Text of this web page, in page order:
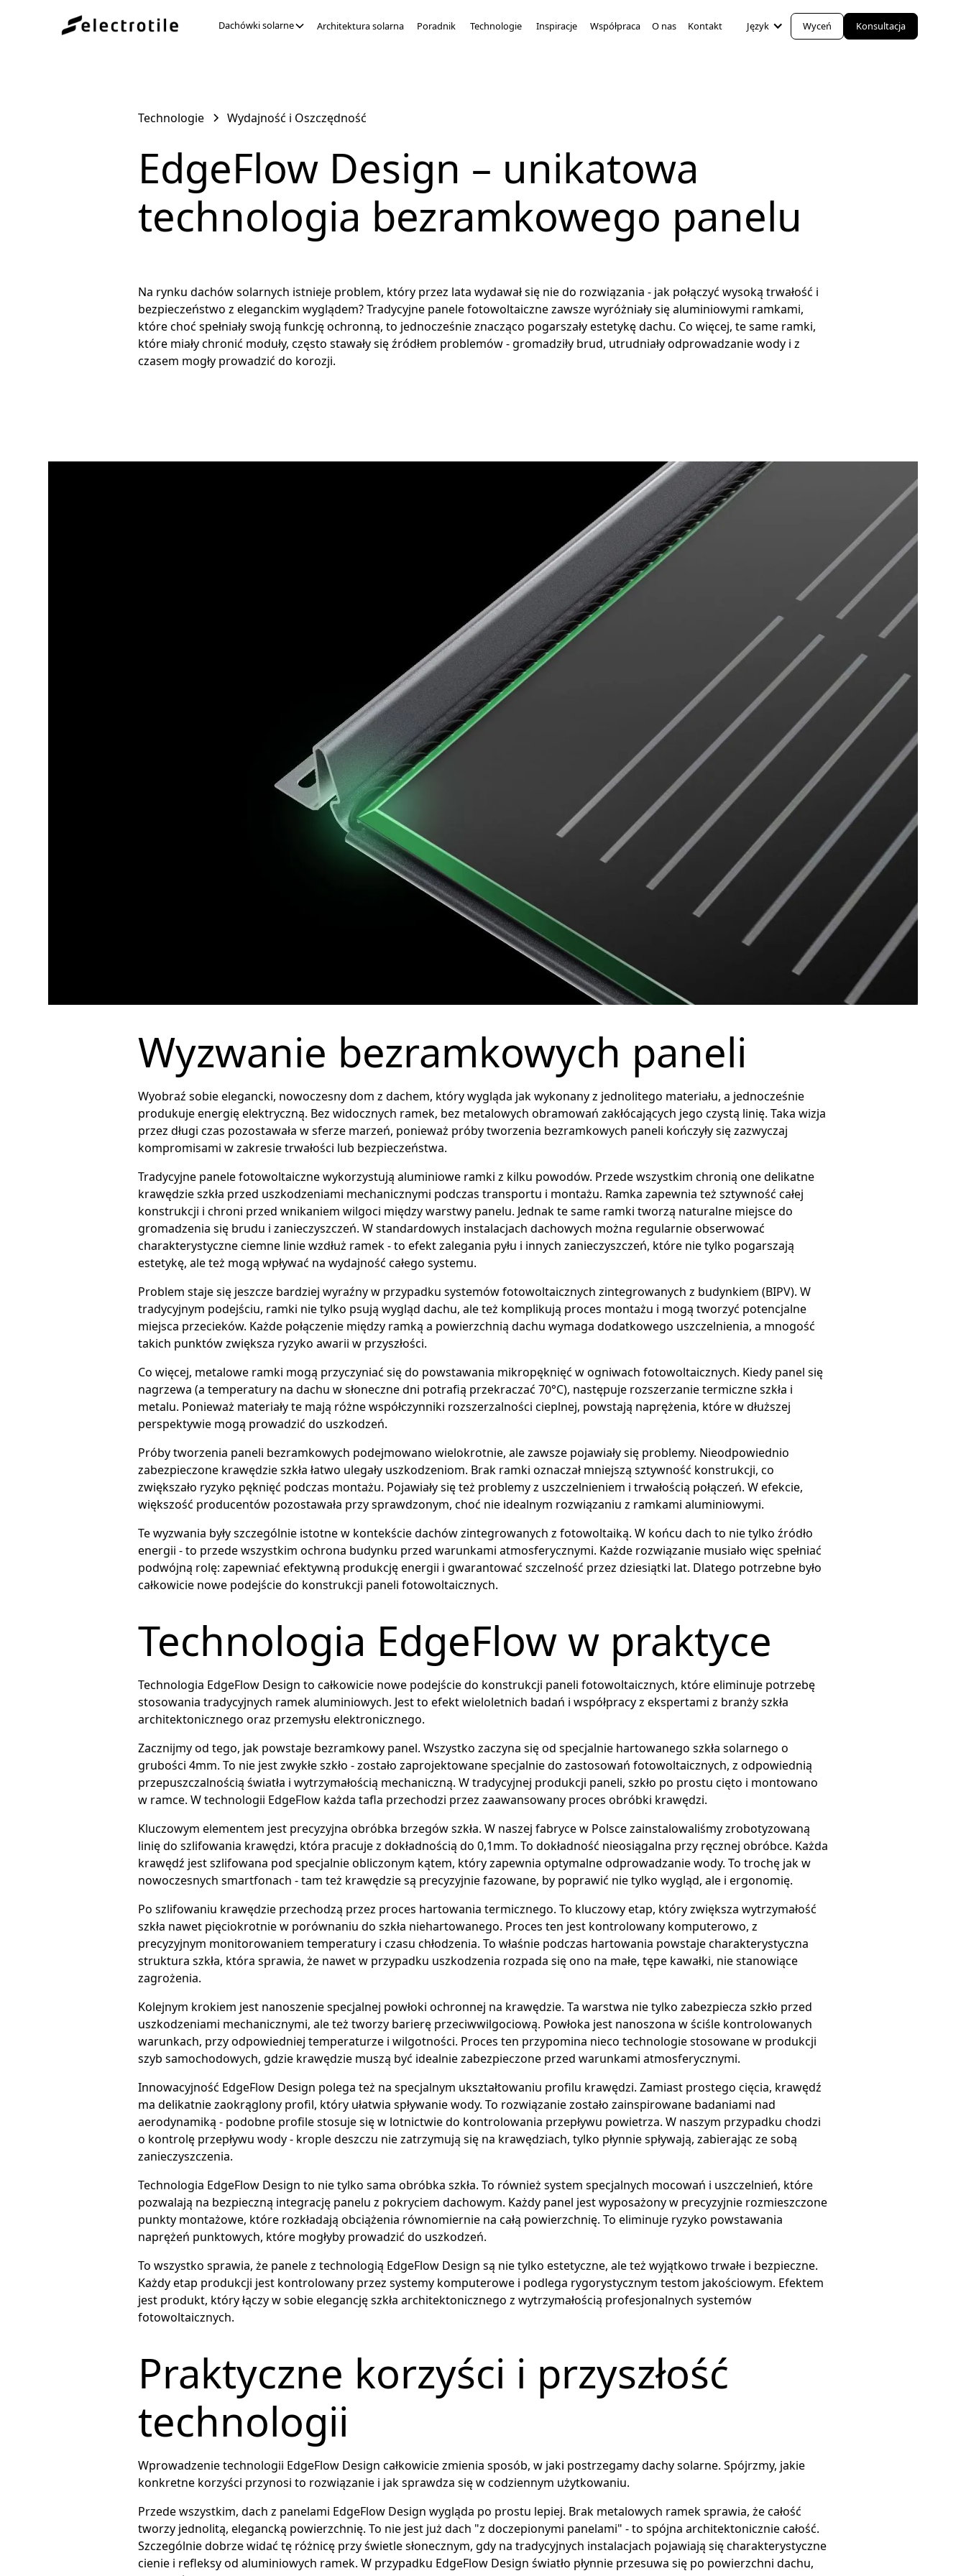
Dachówki solarne Architektura solarna Poradnik Technologie Inspiracje Współpraca O nas Kontakt Język Wyceń Konsultacja
Technologie Wydajność i Oszczędność
EdgeFlow Design – unikatowa
technologia bezramkowego panelu
Na rynku dachów solarnych istnieje problem, który przez lata wydawał się nie do rozwiązania - jak połączyć wysoką trwałość i
bezpieczeństwo z eleganckim wyglądem? Tradycyjne panele fotowoltaiczne zawsze wyróżniały się aluminiowymi ramkami,
które choć spełniały swoją funkcję ochronną, to jednocześnie znacząco pogarszały estetykę dachu. Co więcej, te same ramki,
które miały chronić moduły, często stawały się źródłem problemów - gromadziły brud, utrudniały odprowadzanie wody i z
czasem mogły prowadzić do korozji.
Wyzwanie bezramkowych paneli
Wyobraź sobie elegancki, nowoczesny dom z dachem, który wygląda jak wykonany z jednolitego materiału, a jednocześnie
produkuje energię elektryczną. Bez widocznych ramek, bez metalowych obramowań zakłócających jego czystą linię. Taka wizja
przez długi czas pozostawała w sferze marzeń, ponieważ próby tworzenia bezramkowych paneli kończyły się zazwyczaj
kompromisami w zakresie trwałości lub bezpieczeństwa.
Tradycyjne panele fotowoltaiczne wykorzystują aluminiowe ramki z kilku powodów. Przede wszystkim chronią one delikatne
krawędzie szkła przed uszkodzeniami mechanicznymi podczas transportu i montażu. Ramka zapewnia też sztywność całej
konstrukcji i chroni przed wnikaniem wilgoci między warstwy panelu. Jednak te same ramki tworzą naturalne miejsce do
gromadzenia się brudu i zanieczyszczeń. W standardowych instalacjach dachowych można regularnie obserwować
charakterystyczne ciemne linie wzdłuż ramek - to efekt zalegania pyłu i innych zanieczyszczeń, które nie tylko pogarszają
estetykę, ale też mogą wpływać na wydajność całego systemu.
Problem staje się jeszcze bardziej wyraźny w przypadku systemów fotowoltaicznych zintegrowanych z budynkiem (BIPV). W
tradycyjnym podejściu, ramki nie tylko psują wygląd dachu, ale też komplikują proces montażu i mogą tworzyć potencjalne
miejsca przecieków. Każde połączenie między ramką a powierzchnią dachu wymaga dodatkowego uszczelnienia, a mnogość
takich punktów zwiększa ryzyko awarii w przyszłości.
Co więcej, metalowe ramki mogą przyczyniać się do powstawania mikropęknięć w ogniwach fotowoltaicznych. Kiedy panel się
nagrzewa (a temperatury na dachu w słoneczne dni potrafią przekraczać 70°C), następuje rozszerzanie termiczne szkła i
metalu. Ponieważ materiały te mają różne współczynniki rozszerzalności cieplnej, powstają naprężenia, które w dłuższej
perspektywie mogą prowadzić do uszkodzeń.
Próby tworzenia paneli bezramkowych podejmowano wielokrotnie, ale zawsze pojawiały się problemy. Nieodpowiednio
zabezpieczone krawędzie szkła łatwo ulegały uszkodzeniom. Brak ramki oznaczał mniejszą sztywność konstrukcji, co
zwiększało ryzyko pęknięć podczas montażu. Pojawiały się też problemy z uszczelnieniem i trwałością połączeń. W efekcie,
większość producentów pozostawała przy sprawdzonym, choć nie idealnym rozwiązaniu z ramkami aluminiowymi.
Te wyzwania były szczególnie istotne w kontekście dachów zintegrowanych z fotowoltaiką. W końcu dach to nie tylko źródło
energii - to przede wszystkim ochrona budynku przed warunkami atmosferycznymi. Każde rozwiązanie musiało więc spełniać
podwójną rolę: zapewniać efektywną produkcję energii i gwarantować szczelność przez dziesiątki lat. Dlatego potrzebne było
całkowicie nowe podejście do konstrukcji paneli fotowoltaicznych.
Technologia EdgeFlow w praktyce
Technologia EdgeFlow Design to całkowicie nowe podejście do konstrukcji paneli fotowoltaicznych, które eliminuje potrzebę
stosowania tradycyjnych ramek aluminiowych. Jest to efekt wieloletnich badań i współpracy z ekspertami z branży szkła
architektonicznego oraz przemysłu elektronicznego.
Zacznijmy od tego, jak powstaje bezramkowy panel. Wszystko zaczyna się od specjalnie hartowanego szkła solarnego o
grubości 4mm. To nie jest zwykłe szkło - zostało zaprojektowane specjalnie do zastosowań fotowoltaicznych, z odpowiednią
przepuszczalnością światła i wytrzymałością mechaniczną. W tradycyjnej produkcji paneli, szkło po prostu cięto i montowano
w ramce. W technologii EdgeFlow każda tafla przechodzi przez zaawansowany proces obróbki krawędzi.
Kluczowym elementem jest precyzyjna obróbka brzegów szkła. W naszej fabryce w Polsce zainstalowaliśmy zrobotyzowaną
linię do szlifowania krawędzi, która pracuje z dokładnością do 0,1mm. To dokładność nieosiągalna przy ręcznej obróbce. Każda
krawędź jest szlifowana pod specjalnie obliczonym kątem, który zapewnia optymalne odprowadzanie wody. To trochę jak w
nowoczesnych smartfonach - tam też krawędzie są precyzyjnie fazowane, by poprawić nie tylko wygląd, ale i ergonomię.
Po szlifowaniu krawędzie przechodzą przez proces hartowania termicznego. To kluczowy etap, który zwiększa wytrzymałość
szkła nawet pięciokrotnie w porównaniu do szkła niehartowanego. Proces ten jest kontrolowany komputerowo, z
precyzyjnym monitorowaniem temperatury i czasu chłodzenia. To właśnie podczas hartowania powstaje charakterystyczna
struktura szkła, która sprawia, że nawet w przypadku uszkodzenia rozpada się ono na małe, tępe kawałki, nie stanowiące
zagrożenia.
Kolejnym krokiem jest nanoszenie specjalnej powłoki ochronnej na krawędzie. Ta warstwa nie tylko zabezpiecza szkło przed
uszkodzeniami mechanicznymi, ale też tworzy barierę przeciwwilgociową. Powłoka jest nanoszona w ściśle kontrolowanych
warunkach, przy odpowiedniej temperaturze i wilgotności. Proces ten przypomina nieco technologie stosowane w produkcji
szyb samochodowych, gdzie krawędzie muszą być idealnie zabezpieczone przed warunkami atmosferycznymi.
Innowacyjność EdgeFlow Design polega też na specjalnym ukształtowaniu profilu krawędzi. Zamiast prostego cięcia, krawędź
ma delikatnie zaokrąglony profil, który ułatwia spływanie wody. To rozwiązanie zostało zainspirowane badaniami nad
aerodynamiką - podobne profile stosuje się w lotnictwie do kontrolowania przepływu powietrza. W naszym przypadku chodzi
o kontrolę przepływu wody - krople deszczu nie zatrzymują się na krawędziach, tylko płynnie spływają, zabierając ze sobą
zanieczyszczenia.
Technologia EdgeFlow Design to nie tylko sama obróbka szkła. To również system specjalnych mocowań i uszczelnień, które
pozwalają na bezpieczną integrację panelu z pokryciem dachowym. Każdy panel jest wyposażony w precyzyjnie rozmieszczone
punkty montażowe, które rozkładają obciążenia równomiernie na całą powierzchnię. To eliminuje ryzyko powstawania
naprężeń punktowych, które mogłyby prowadzić do uszkodzeń.
To wszystko sprawia, że panele z technologią EdgeFlow Design są nie tylko estetyczne, ale też wyjątkowo trwałe i bezpieczne.
Każdy etap produkcji jest kontrolowany przez systemy komputerowe i podlega rygorystycznym testom jakościowym. Efektem
jest produkt, który łączy w sobie elegancję szkła architektonicznego z wytrzymałością profesjonalnych systemów
fotowoltaicznych.
Praktyczne korzyści i przyszłość
technologii
Wprowadzenie technologii EdgeFlow Design całkowicie zmienia sposób, w jaki postrzegamy dachy solarne. Spójrzmy, jakie
konkretne korzyści przynosi to rozwiązanie i jak sprawdza się w codziennym użytkowaniu.
Przede wszystkim, dach z panelami EdgeFlow Design wygląda po prostu lepiej. Brak metalowych ramek sprawia, że całość
tworzy jednolitą, elegancką powierzchnię. To nie jest już dach "z doczepionymi panelami" - to spójna architektonicznie całość.
Szczególnie dobrze widać tę różnicę przy świetle słonecznym, gdy na tradycyjnych instalacjach pojawiają się charakterystyczne
cienie i refleksy od aluminiowych ramek. W przypadku EdgeFlow Design światło płynnie przesuwa się po powierzchni dachu,